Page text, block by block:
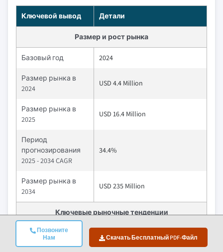
Позвоните
Нам
Скачать Бесплатный PDF-Файл
Ключевой вывод Детали
Размер и рост рынка
Базовый год 2024
Размер рынка в
2024
USD 4.4 Million
Размер рынка в
2025
USD 16.4 Million
Период
прогнозирования
2025 - 2034 CAGR
34.4%
Размер рынка в
2034
USD 235 Million
Ключевые рыночные тенденции
Водители Влияние